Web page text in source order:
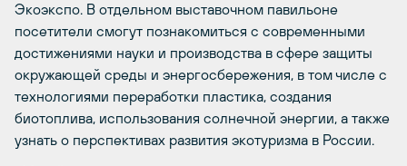
Экоэкспо. В отдельном выставочном павильоне
посетители смогут познакомиться с современными
достижениями науки и производства в сфере защиты
окружающей среды и энергосбережения, в том числе с
технологиями переработки пластика, создания
биотоплива, использования солнечной энергии, а также
узнать о перспективах развития экотуризма в России.